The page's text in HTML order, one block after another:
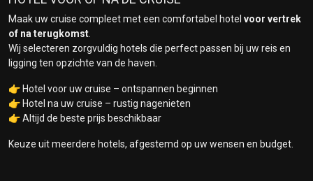
Maak uw cruise compleet met een comfortabel hotel voor vertrek
of na terugkomst
Wij selecteren zorgvuldig hotels die perfect passen bij uw reis en
ligging ten opzichte van de haven.
👉 Hotel voor uw cruise – ontspannen beginnen
👉 Hotel na uw cruise – rustig nagenieten
👉 Altijd de beste prijs beschikbaar
Keuze uit meerdere hotels, afgestemd op uw wensen en budget.